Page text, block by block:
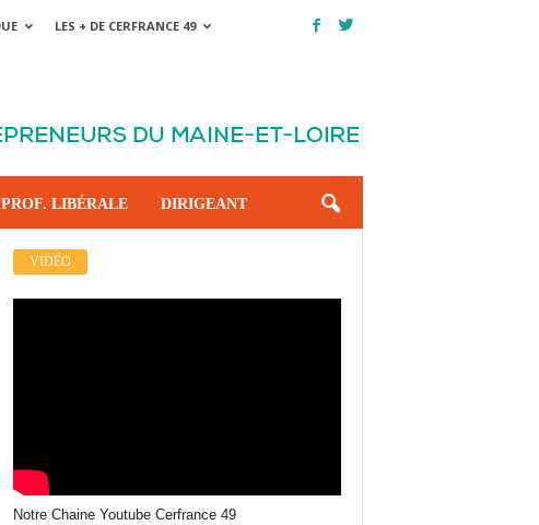
LES + DE CERFRANCE 49
PROF. LIBÉRALE DIRIGEANT
VIDÉO
Notre Chaine Youtube Cerfrance 49